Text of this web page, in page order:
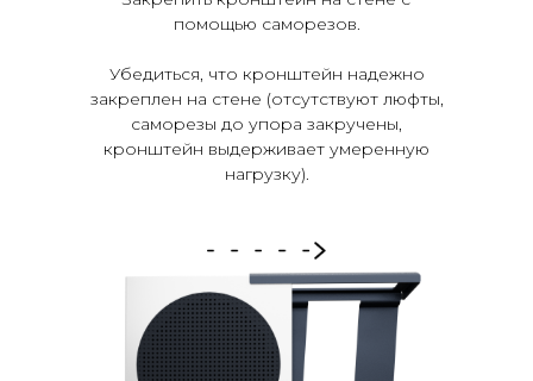
помощью саморезов.
Убедиться, что кронштейн надежно
закреплен на стене (отсутствуют люфты,
саморезы до упора закручены,
кронштейн выдерживает умеренную
нагрузку).